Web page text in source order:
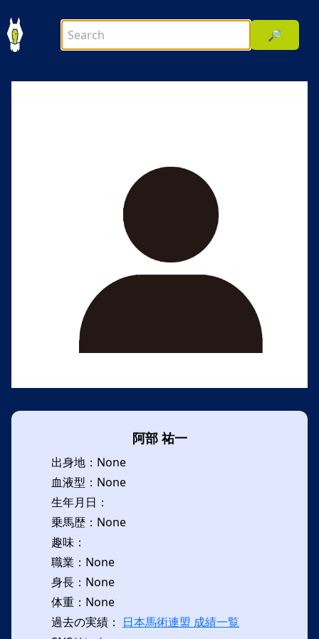
🔎
阿部 祐一
出身地：None
血液型：None
生年月日：
乗馬歴：None
趣味：
職業：None
身長：None
体重：None
過去の実績： 日本馬術連盟 成績一覧